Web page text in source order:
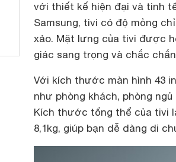
với thiết kế hiện đại và tinh
Samsung, tivi có độ mỏng
xảo. Mặt lưng của tivi được
giác sang trọng và chắc
Với kích thước màn hình 43
như phòng khách, phòng
Kích thước tổng thể của tivi
8,1kg, giúp bạn dễ dàng di